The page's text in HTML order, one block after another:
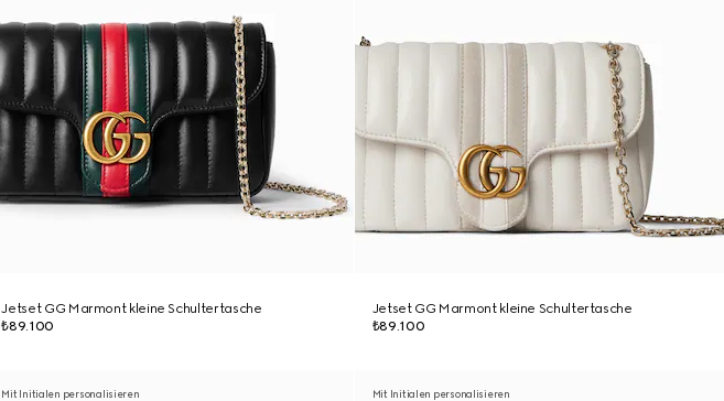
Jetset GG Marmont kleine Schultertasche
₺89.100
Jetset GG Marmont kleine Schultertasche
₺89.100
Mit Initialen personalisieren Mit Initialen personalisieren